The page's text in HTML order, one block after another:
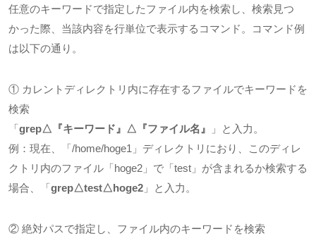
任意のキーワードで指定したファイル内を検索し、検索見つ
かった際、当該内容を行単位で表示するコマンド。コマンド例
は以下の通り。
① カレントディレクトリ内に存在するファイルでキーワードを
検索
「 grep△ 『キーワード』 △ 『ファイル名』
」と入力。
例：現在、「 /home/hoge1 」ディレクトリにおり、このディレ
クトリ内のファイル「 hoge2 」で「 test 」が含まれるか検索する
場合、「 grep△test△hoge2 」と入力。
② 絶対パスで指定し、ファイル内のキーワードを検索